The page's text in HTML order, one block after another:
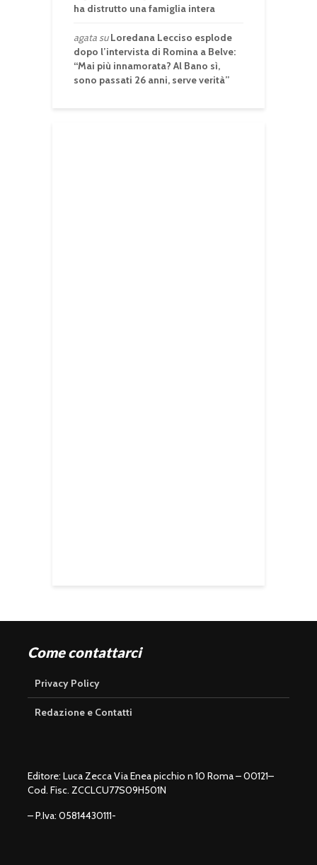
ha distrutto una famiglia intera
agatasuLoredana Lecciso esplode
dopo l’intervista di Romina a Belve:
“Mai più innamorata? Al Bano sì,
sono passati 26 anni, serve verità”
Come contattarci
Privacy Policy
Redazione e Contatti
Editore: Luca Zecca Via Enea picchio n 10 Roma – 00121–
Cod. Fisc. ZCCLCU77S09H501N
– P.Iva: 05814430111-